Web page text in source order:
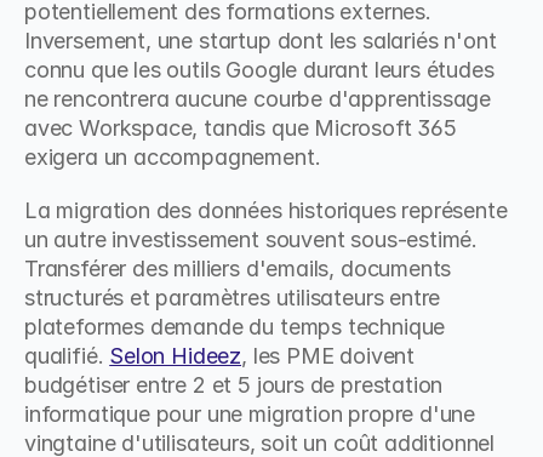
potentiellement des formations externes.
Inversement, une startup dont les salariés n'ont
connu que les outils Google durant leurs études
ne rencontrera aucune courbe d'apprentissage
avec Workspace, tandis que Microsoft 365
exigera un accompagnement.
La migration des données historiques représente
un autre investissement souvent sous-estimé.
Transférer des milliers d'emails, documents
structurés et paramètres utilisateurs entre
plateformes demande du temps technique
qualifié. Selon Hideez, les PME doivent
budgétiser entre 2 et 5 jours de prestation
informatique pour une migration propre d'une
vingtaine d'utilisateurs, soit un coût additionnel